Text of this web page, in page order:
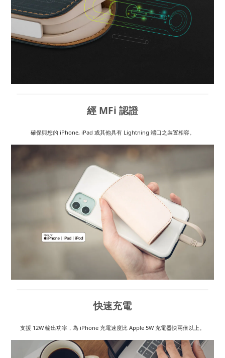
經 MFi 認證
確保與您的 iPhone, iPad 或其他具有 Lightning 端口之裝置相容。
快速充電
支援 12W 輸出功率，為 iPhone 充電速度比 Apple 5W 充電器快兩倍以上。